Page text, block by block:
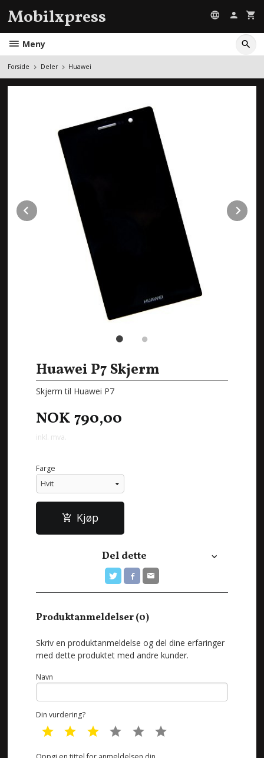
innholdet
Mobilxpress
Meny
Forside Deler Huawei
Prev
Huawei P7 Skjerm
Skjerm til Huawei P7
NOK790,00
inkl. mva.
Farge
Kjøp
Del dette
Produktanmeldelser (0)
Skriv en produktanmeldelse og del dine erfaringer
med dette produktet med andre kunder.
Navn
Din vurdering?
1 star 2 star 3 star 4 star 5 star